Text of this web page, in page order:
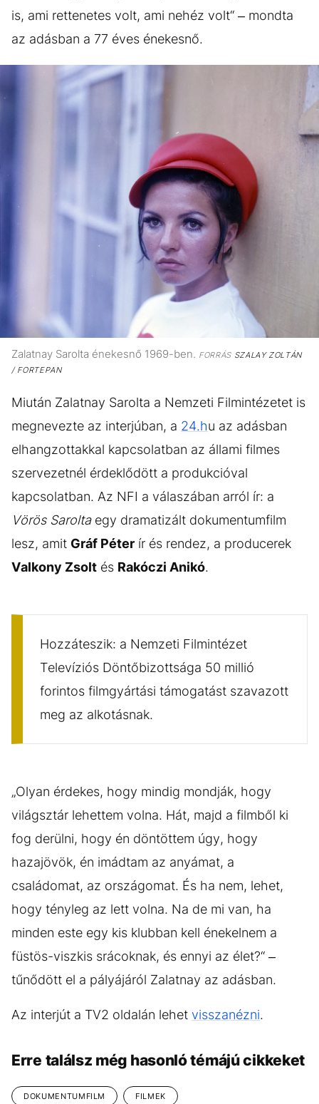
is, ami rettenetes volt, ami nehéz volt“ – mondta
az adásban a 77 éves énekesnő.
Zalatnay Sarolta énekesnő 1969-ben. FORRÁSSZALAY ZOLTÁN
/ FORTEPAN
Miután Zalatnay Sarolta a Nemzeti Filmintézetet is
megnevezte az interjúban, a 24.hu az adásban
elhangzottakkal kapcsolatban az állami filmes
szervezetnél érdeklődött a produkcióval
kapcsolatban. Az NFI a válaszában arról ír: a
Vörös Saroltaegy dramatizált dokumentumfilm
lesz, amit Gráf Péter ír és rendez, a producerek
Valkony Zsolt és Rakóczi Anikó.
Hozzáteszik: a Nemzeti Filmintézet
Televíziós Döntőbizottsága 50 millió
forintos filmgyártási támogatást szavazott
meg az alkotásnak.
„Olyan érdekes, hogy mindig mondják, hogy
világsztár lehettem volna. Hát, majd a filmből ki
fog derülni, hogy én döntöttem úgy, hogy
hazajövök, én imádtam az anyámat, a
családomat, az országomat. És ha nem, lehet,
hogy tényleg az lett volna. Na de mi van, ha
minden este egy kis klubban kell énekelnem a
füstös-viszkis srácoknak, és ennyi az élet?“ –
tűnődött el a pályájáról Zalatnay az adásban.
Az interjút a TV2 oldalán lehet visszanézni.
Erre találsz még hasonló témájú cikkeket
DOKUMENTUMFILM FILMEK